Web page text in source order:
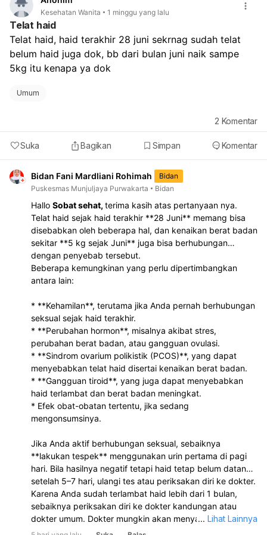
Kesehatan Wanita 1 minggu yang lalu
Telat haid
Telat haid, haid terakhir 28 juni sekrnag sudah telat
belum haid juga dok, bb dari bulan juni naik sampe
5kg itu kenapa ya dok
Umum
Suka Bagikan Simpan Komentar
2 Komentar
Bidan Fani Mardliani Rohimah
Bidan
Puskesmas Munjuljaya Purwakarta
Bidan
Hallo Sobat sehat, terima kasih atas pertanyaan nya.
Telat haid sejak haid terakhir **28 Juni** memang bisa
disebabkan oleh beberapa hal, dan kenaikan berat badan
sekitar **5 kg sejak Juni** juga bisa berhubungan
dengan penyebab tersebut.
Beberapa kemungkinan yang perlu dipertimbangkan
antara lain:
* **Kehamilan**, terutama jika Anda pernah berhubungan
seksual sejak haid terakhir.
* **Perubahan hormon**, misalnya akibat stres,
perubahan berat badan, atau gangguan ovulasi.
* **Sindrom ovarium polikistik (PCOS)**, yang dapat
menyebabkan telat haid disertai kenaikan berat badan.
* **Gangguan tiroid**, yang juga dapat menyebabkan
haid terlambat dan berat badan meningkat.
* Efek obat-obatan tertentu, jika sedang
mengonsumsinya.
Jika Anda aktif berhubungan seksual, sebaiknya
**lakukan tespek** menggunakan urin pertama di pagi
hari. Bila hasilnya negatif tetapi haid tetap belum datang
setelah 5–7 hari, ulangi tes atau periksakan diri ke dokter.
Karena Anda sudah terlambat haid lebih dari 1 bulan,
sebaiknya periksakan diri ke dokter kandungan atau
dokter umum. Dokter mungkin akan menyarankan
pemeriksaan seperti tes kehamilan, USG, atau tes darah
... Lihat Lainnya